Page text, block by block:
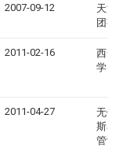
2007-09-12
天津
团有
2011-02-16
西安
学
2011-04-27
无锡
斯石
管制